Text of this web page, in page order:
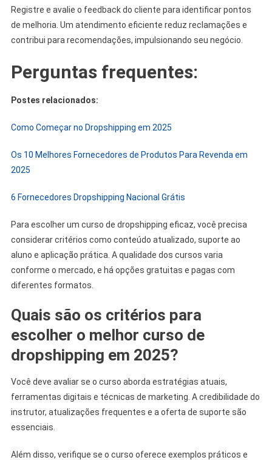
Registre e avalie o feedback do cliente para identificar pontos
de melhoria. Um atendimento eficiente reduz reclamações e
contribui para recomendações, impulsionando seu negócio.
Perguntas frequentes:
Postes relacionados:
Como Começar no Dropshipping em 2025
Os 10 Melhores Fornecedores de Produtos Para Revenda em
2025
6 Fornecedores Dropshipping Nacional Grátis
Para escolher um curso de dropshipping eficaz, você precisa
considerar critérios como conteúdo atualizado, suporte ao
aluno e aplicação prática. A qualidade dos cursos varia
conforme o mercado, e há opções gratuitas e pagas com
diferentes formatos.
Quais são os critérios para
escolher o melhor curso de
dropshipping em 2025?
Você deve avaliar se o curso aborda estratégias atuais,
ferramentas digitais e técnicas de marketing. A credibilidade do
instrutor, atualizações frequentes e a oferta de suporte são
essenciais.
Além disso, verifique se o curso oferece exemplos práticos e